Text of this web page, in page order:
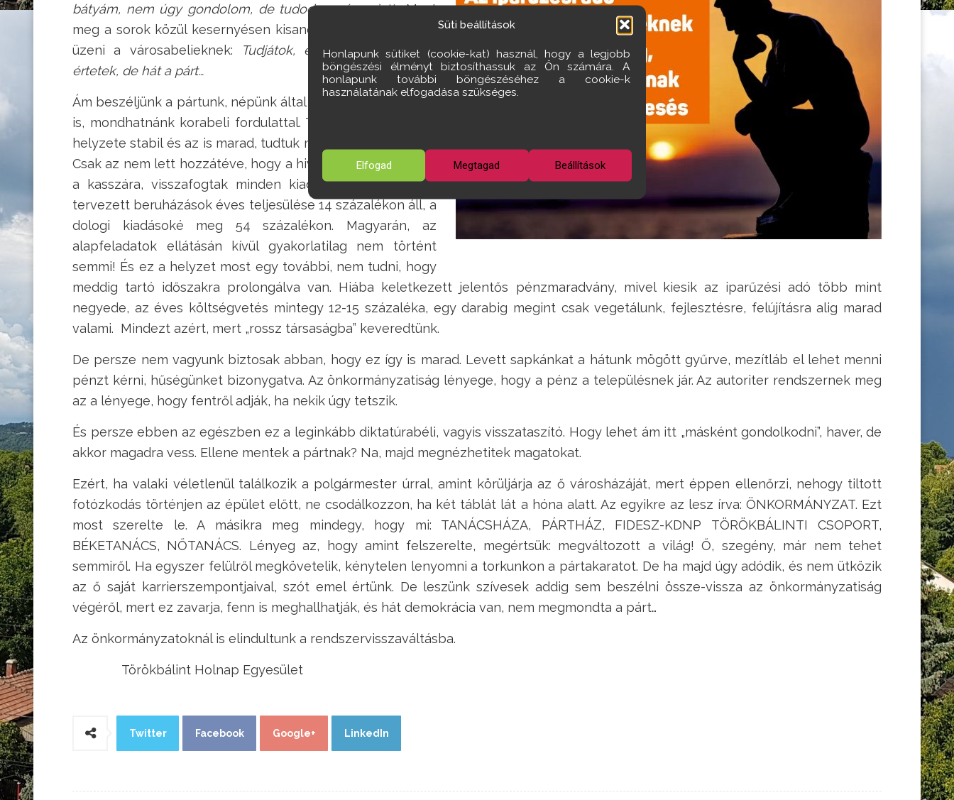
Süti beállítások
Honlapunk sütiket (cookie-kat) használ, hogy a legjobb
böngészési élményt biztosíthassuk az Ön számára. A
honlapunk további böngészéséhez a cookie-k
használatának elfogadása szükséges.
Elfogad Megtagad Beállítások
bátyám, nem úgy gondolom, de tudod, a nép miatt…Most
meg a sorok közül kesernyésen kisandítva a polgármester
üzeni a városabelieknek:
Tudjátok, én szívesen kiállnék
értetek, de hát a párt…
Ám beszéljünk a pártunk, népünk által elért eredményekről
is, mondhatnánk korabeli fordulattal. Törökbálint pénzügyi
helyzete stabil és az is marad, tudtuk meg a közleményből!
Csak az nem lett hozzátéve, hogy a hivatalnokok vigyáztak
a kasszára, visszafogtak minden kiadást, így azonban a
tervezett beruházások éves teljesülése 14 százalékon áll, a
dologi kiadásoké meg 54 százalékon. Magyarán, az
alapfeladatok ellátásán kívül gyakorlatilag nem történt
semmi! És ez a helyzet most egy további, nem tudni, hogy
meddig tartó időszakra prolongálva van. Hiába keletkezett jelentős pénzmaradvány, mivel kiesik az iparűzési adó több mint
negyede, az éves költségvetés mintegy 12-15 százaléka, egy darabig megint csak vegetálunk, fejlesztésre, felújításra alig marad
valami. Mindezt azért, mert „rossz társaságba” keveredtünk.
De persze nem vagyunk biztosak abban, hogy ez így is marad. Levett sapkánkat a hátunk mögött gyűrve, mezítláb el lehet menni
pénzt kérni, hűségünket bizonygatva. Az önkormányzatiság lényege, hogy a pénz a településnek jár. Az autoriter rendszernek meg
az a lényege, hogy fentről adják, ha nekik úgy tetszik.
És persze ebben az egészben ez a leginkább diktatúrabéli, vagyis visszataszító. Hogy lehet ám itt „másként gondolkodni”, haver, de
akkor magadra vess. Ellene mentek a pártnak? Na, majd megnézhetitek magatokat.
Ezért, ha valaki véletlenül találkozik a polgármester úrral, amint körüljárja az ő városházáját, mert éppen ellenőrzi, nehogy tiltott
fotózkodás történjen az épület előtt, ne csodálkozzon, ha két táblát lát a hóna alatt. Az egyikre az lesz írva: ÖNKORMÁNYZAT. Ezt
most szerelte le. A másikra meg mindegy, hogy mi: TANÁCSHÁZA, PÁRTHÁZ, FIDESZ-KDNP TÖRÖKBÁLINTI CSOPORT,
BÉKETANÁCS, NŐTANÁCS. Lényeg az, hogy amint felszerelte, megértsük: megváltozott a világ! Ő, szegény, már nem tehet
semmiről. Ha egyszer felülről megkövetelik, kénytelen lenyomni a torkunkon a pártakaratot. De ha majd úgy adódik, és nem ütközik
az ő saját karrierszempontjaival, szót emel értünk. De leszünk szívesek addig sem beszélni össze-vissza az önkormányzatiság
végéről, mert ez zavarja, fenn is meghallhatják, és hát demokrácia van, nem megmondta a párt…
Az önkormányzatoknál is elindultunk a rendszervisszaváltásba.
Törökbálint Holnap Egyesület
Twitter Facebook Google+ LinkedIn